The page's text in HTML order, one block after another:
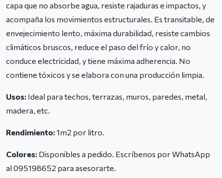
capa que no absorbe agua, resiste rajaduras e impactos, y
acompaña los movimientos estructurales. Es transitable, de
envejecimiento lento, máxima durabilidad, resiste cambios
climáticos bruscos, reduce el paso del frío y calor, no
conduce electricidad, y tiene máxima adherencia. No
contiene tóxicos y se elabora con una producción limpia.
Usos: Ideal para techos, terrazas, muros, paredes, metal,
madera, etc.
Rendimiento:1m2 por litro.
Colores: Disponibles a pedido. Escríbenos por WhatsApp
al 095198652 para asesorarte.